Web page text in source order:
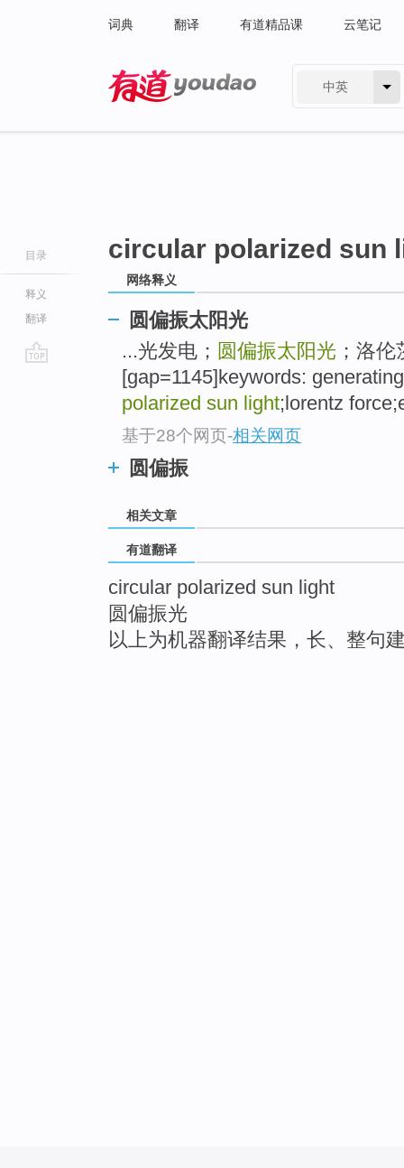
词典 翻译 有道精品课 云笔记
中英
目录
释义
翻译
circular polarized sun
网络释义
圆偏振太阳光
...光发电； 圆偏振太阳光 ；洛
[gap=1145]keywords:
polarized sun light;lorentz
基于28个网页-相关网页
圆偏振
相关文章
有道翻译
circular polarized sun light
圆偏振光
以上为机器翻译结果，长、整句